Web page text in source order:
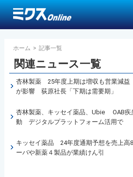
ホーム > 記事一覧
関連ニュース一覧
杏林製薬 25年度上期は増収も営業減
が影響 荻原社長「下期は需要期」
杏林製薬、キッセイ薬品、Ubie OAB疾
動 デジタルプラットフォーム活用で
キッセイ薬品 24年度通期予想を売上
ーバや新薬４製品が業績けん引